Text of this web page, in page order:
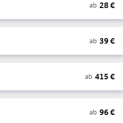
ab 28€
ab 39€
ab 415 €
ab 96€